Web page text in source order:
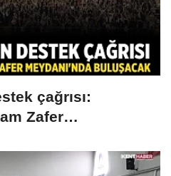
çağrısı:
Zafer